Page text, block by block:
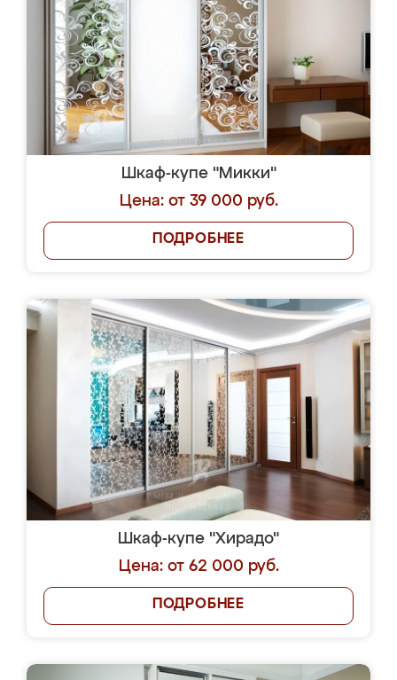
Шкаф-купе "Микки"
Цена: от 39 000 руб.
ПОДРОБНЕЕ
Шкаф-купе "Хирадо"
Цена: от 62 000 руб.
ПОДРОБНЕЕ